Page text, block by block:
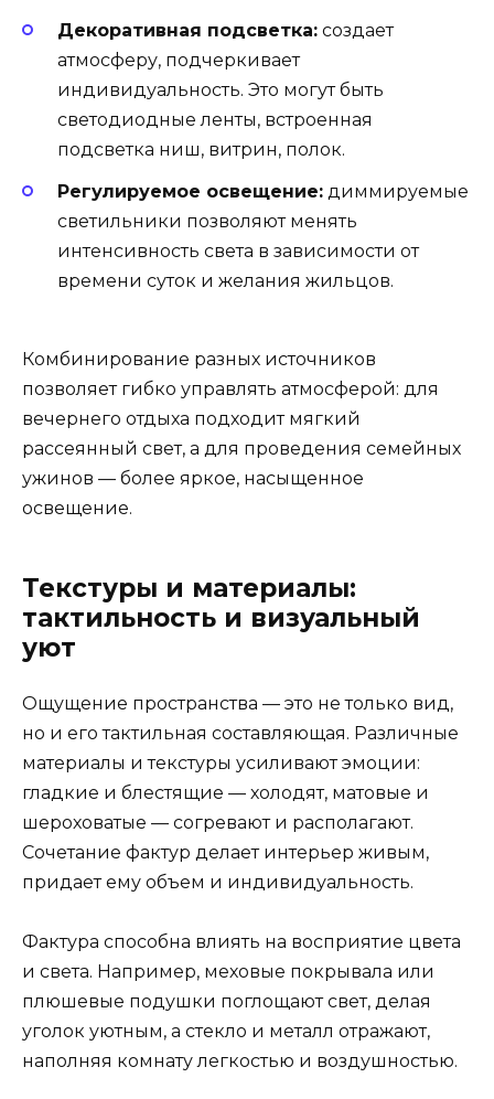
Декоративная подсветка: создает
атмосферу, подчеркивает
индивидуальность. Это могут быть
светодиодные ленты, встроенная
подсветка ниш, витрин, полок.
Регулируемое освещение: диммируемые
светильники позволяют менять
интенсивность света в зависимости от
времени суток и желания жильцов.
Комбинирование разных источников
позволяет гибко управлять атмосферой: для
вечернего отдыха подходит мягкий
рассеянный свет, а для проведения семейных
ужинов — более яркое, насыщенное
освещение.
Текстуры и материалы:
тактильность и визуальный
уют
Ощущение пространства — это не только вид,
но и его тактильная составляющая. Различные
материалы и текстуры усиливают эмоции:
гладкие и блестящие — холодят, матовые и
шероховатые — согревают и располагают.
Сочетание фактур делает интерьер живым,
придает ему объем и индивидуальность.
Фактура способна влиять на восприятие цвета
и света. Например, меховые покрывала или
плюшевые подушки поглощают свет, делая
уголок уютным, а стекло и металл отражают,
наполняя комнату легкостью и воздушностью.